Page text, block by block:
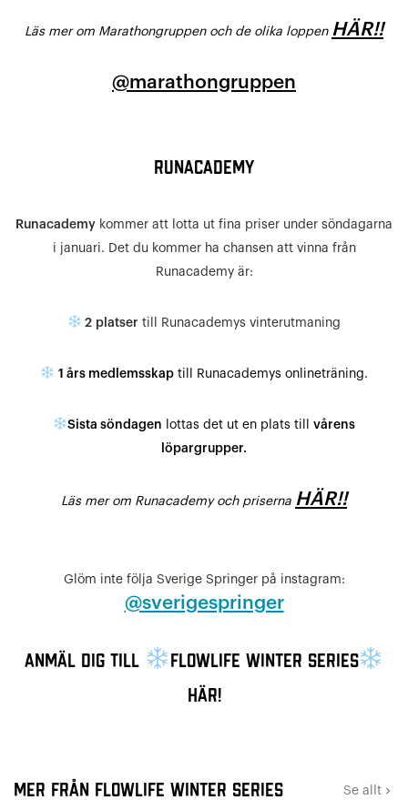
Läs mer om Marathongruppen och de olika loppen HÄR!!
@marathongruppen
RUNACADEMY
Runacademy kommer att lotta ut fina priser under söndagarna
i januari. Det du kommer ha chansen att vinna från
Runacademy är:
2 platser till Runacademys vinterutmaning
1 års medlemsskaptill Runacademys onlineträning.
Sista söndagen lottas det ut en plats till vårens
löpargrupper.
Läs mer om Runacademy och priserna HÄR!!
Glöm inte följa Sverige Springer på instagram:
@sverigespringer
Anmäl dig till
Flowlife Winter Series
här!
Mer från Flowlife Winter Series Se allt keyboard_arrow_right